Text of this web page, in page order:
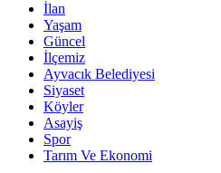
İlan
Yaşam
Güncel
İlçemiz
Ayvacık Belediyesi
Siyaset
Köyler
Asayiş
Spor
Tarım Ve Ekonomi